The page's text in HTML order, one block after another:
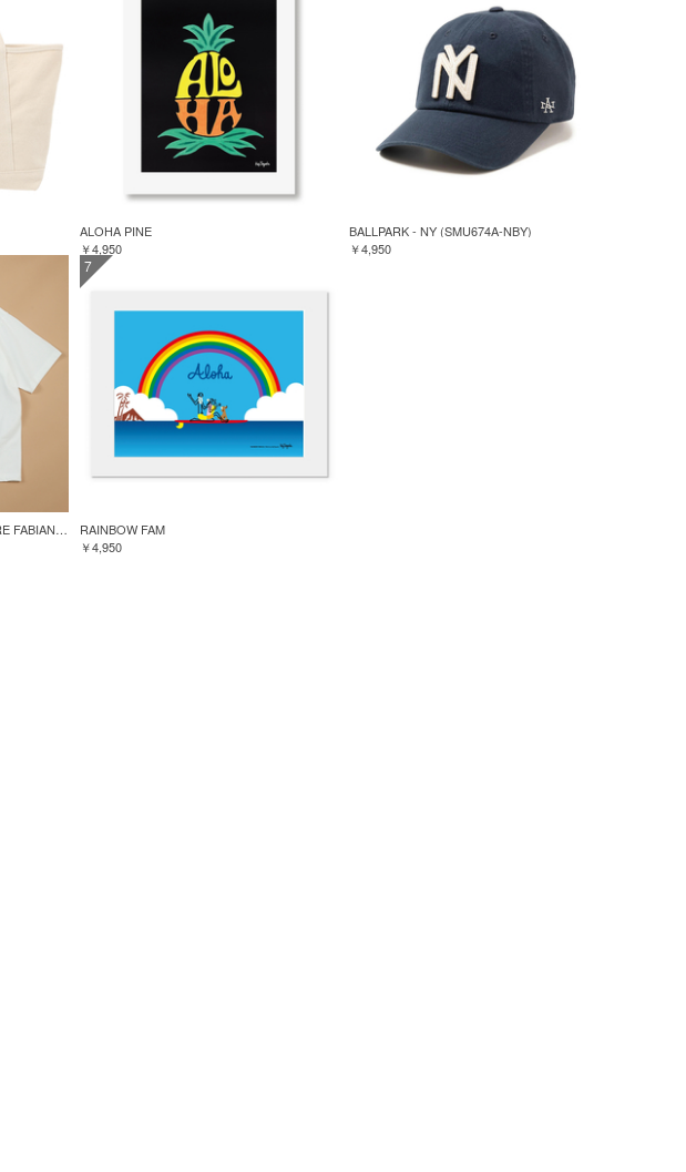
ALOHA PINE
￥4,950
BALLPARK - NY (SMU674A-NBY)
￥4,950
GREENROOM for FREAK'S STORE FABIAN LAVATER S/S TEE
7
RAINBOW FAM
￥4,950